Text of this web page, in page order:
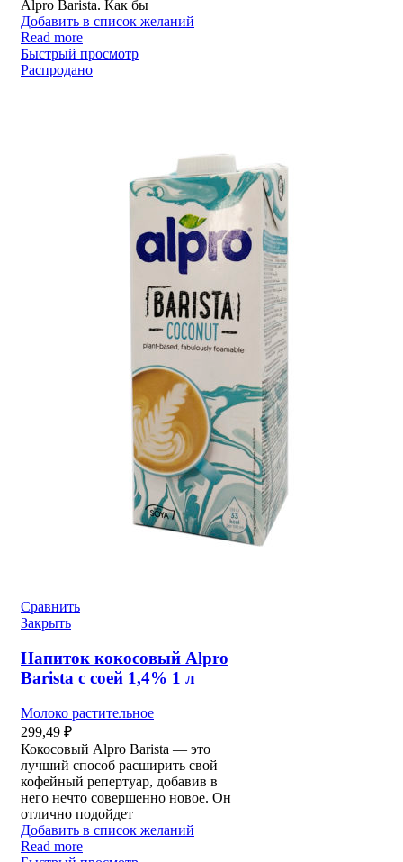
Alpro Barista. Как бы
Добавить в список желаний
Read more
Быстрый просмотр
Распродано
Сравнить
Закрыть
Напиток кокосовый Alpro
Barista с соей 1,4% 1 л
Молоко растительное
299,49 ₽
Кокосовый Alpro Barista — это
лучший способ расширить свой
кофейный репертуар, добавив в
него нечто совершенно новое. Он
отлично подойдет
Добавить в список желаний
Read more